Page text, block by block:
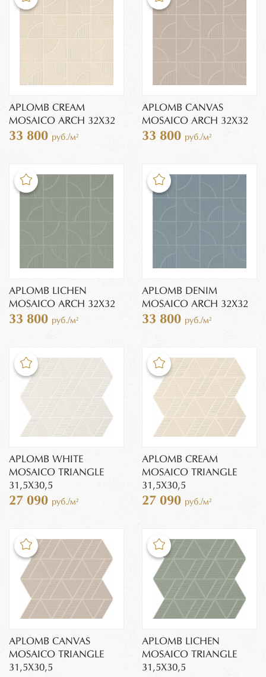
APLOMB CREAM
MOSAICO ARCH 32X32
33 800 руб./м²
APLOMB CANVAS
MOSAICO ARCH 32X32
33 800 руб./м²
APLOMB LICHEN
MOSAICO ARCH 32X32
33 800 руб./м²
APLOMB DENIM
MOSAICO ARCH 32X32
33 800 руб./м²
APLOMB WHITE
MOSAICO TRIANGLE
31,5X30,5
27 090 руб./м²
APLOMB CREAM
MOSAICO TRIANGLE
31,5X30,5
27 090 руб./м²
APLOMB CANVAS
MOSAICO TRIANGLE
31,5X30,5
APLOMB LICHEN
MOSAICO TRIANGLE
31,5X30,5